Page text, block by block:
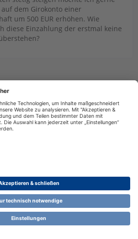
dem Girokonto einer
um 500 EUR erhöhen. Wie
diese Einzahlung der erstmal keine
Cookie-Einstellungen
WoltLab Suite™ 6.1.13